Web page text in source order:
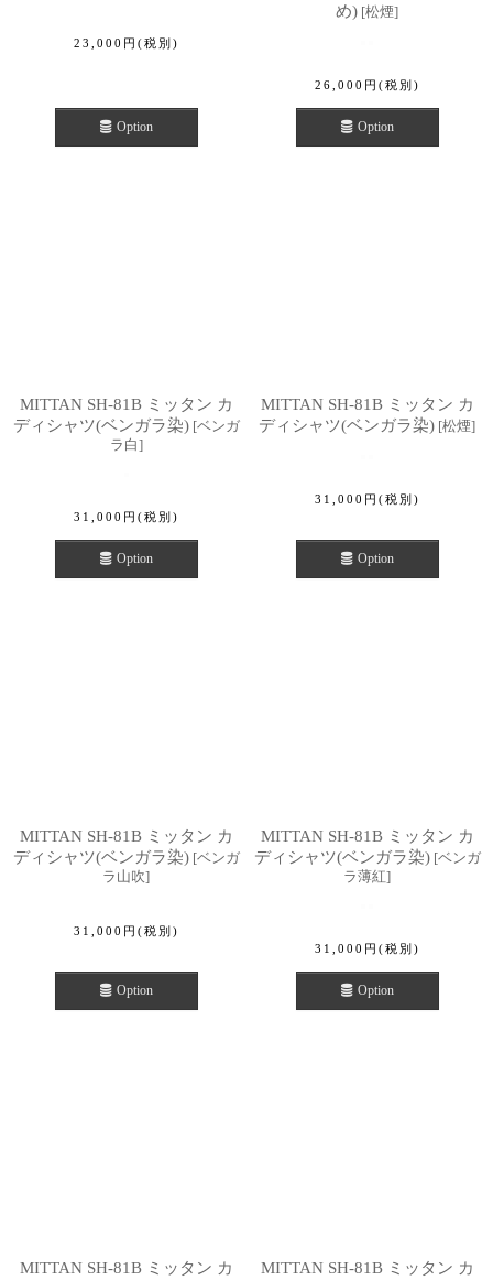
23,000 円 (税別)
Option
め) [松煙]
26,000 円 (税別)
Option
MITTAN SH-81B ミッタン カ
ディシャツ(ベンガラ染) [ベンガ
ラ白]
31,000 円 (税別)
Option
MITTAN SH-81B ミッタン カ
ディシャツ(ベンガラ染) [松煙]
31,000 円 (税別)
Option
MITTAN SH-81B ミッタン カ
ディシャツ(ベンガラ染) [ベンガ
ラ山吹]
31,000 円 (税別)
Option
MITTAN SH-81B ミッタン カ
ディシャツ(ベンガラ染) [ベンガ
ラ薄紅]
31,000 円 (税別)
Option
MITTAN SH-81B ミッタン カ
MITTAN SH-81B ミッタン カ